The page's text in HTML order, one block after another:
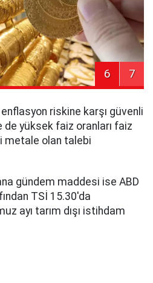
6 7
riskine karşı güvenli
yüksek faiz oranları faiz
metale olan talebi
gündem maddesi ise ABD
TSİ 15.30'da
ayı tarım dışı istihdam